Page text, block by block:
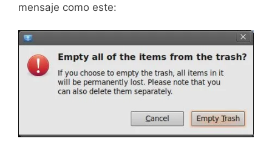
mensaje como este: